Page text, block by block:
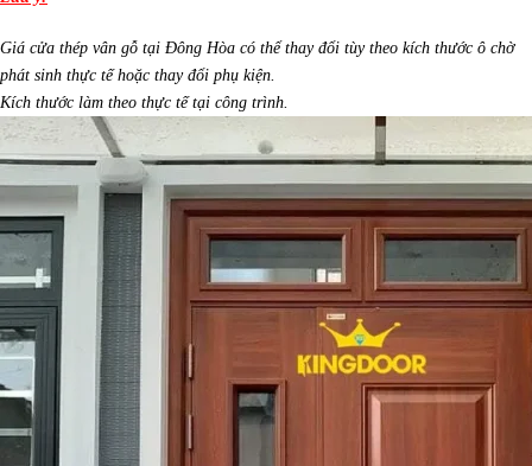
Giá cửa thép vân gỗ tại Đông Hòa có thể thay đổi tùy theo kích thước ô chờ
phát sinh thực tế hoặc thay đổi phụ kiện.
Kích thước làm theo thực tế tại công trình.